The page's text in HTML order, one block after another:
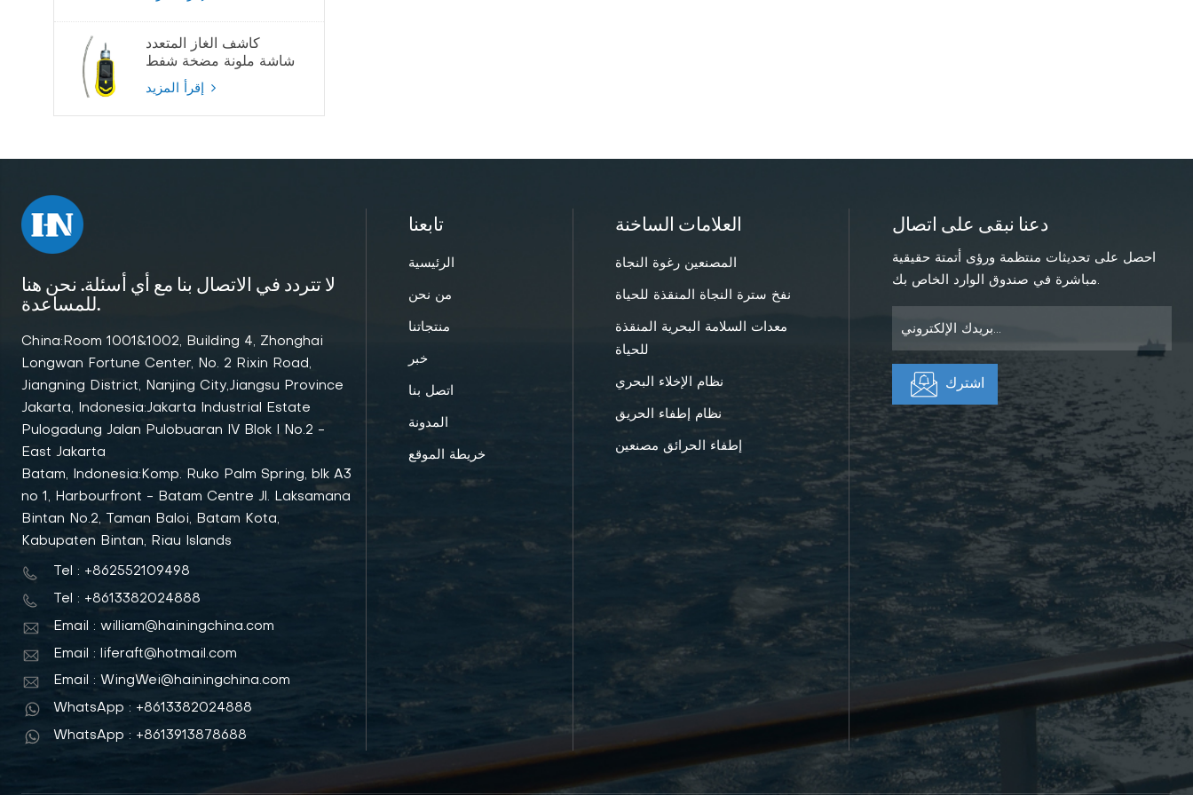
كاشف الغاز المتعدد
شاشة ملونة مضخة شفط
كاشف الغاز
لا تتردد في الاتصال بنا مع أي أسئلة. نحن هنا
للمساعدة.
China:Room 1001&1002, Building 4, Zhonghai
Longwan Fortune Center, No. 2 Rixin Road,
Jiangning District, Nanjing City,Jiangsu Province
Jakarta, Indonesia:Jakarta Industrial Estate
Pulogadung Jalan Pulobuaran IV Blok I No.2 -
East Jakarta
Batam, Indonesia:Komp. Ruko Palm Spring, blk A3
no 1, Harbourfront - Batam Centre Jl. Laksamana
Bintan No.2, Taman Baloi, Batam Kota,
Kabupaten Bintan, Riau Islands
Tel : +862552109498
Tel : +8613382024888
Email : william@hainingchina.com
Email : liferaft@hotmail.com
Email : WingWei@hainingchina.com
WhatsApp : +8613382024888
WhatsApp : +8613913878688
تابعنا
الرئيسية
من نحن
منتجاتنا
خبر
اتصل بنا
المدونة
خريطة الموقع
العلامات الساخنة
المصنعين رغوة النجاة
نفخ سترة النجاة المنقذة للحياة
معدات السلامة البحرية المنقذة
للحياة
نظام الإخلاء البحري
نظام إطفاء الحريق
إطفاء الحرائق مصنعين
دعنا نبقى على اتصال
احصل على تحديثات منتظمة ورؤى أتمتة حقيقية